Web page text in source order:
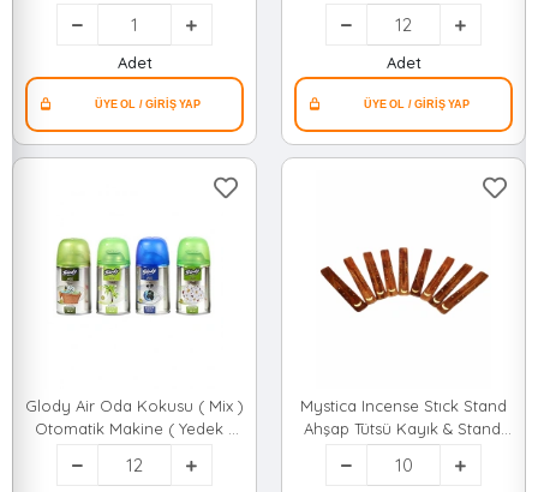
Ortam Oda Kokusu*24
Adet
Mango-kavun ) 350ml*12=k
Adet
Glody Air Oda Kokusu ( Mix )
Otomatik Makine ( Yedek )
250ml*12x4
Mystica Incense Stıck Stand
Ahşap Tütsü Kayık & Standı
24cm*10x100